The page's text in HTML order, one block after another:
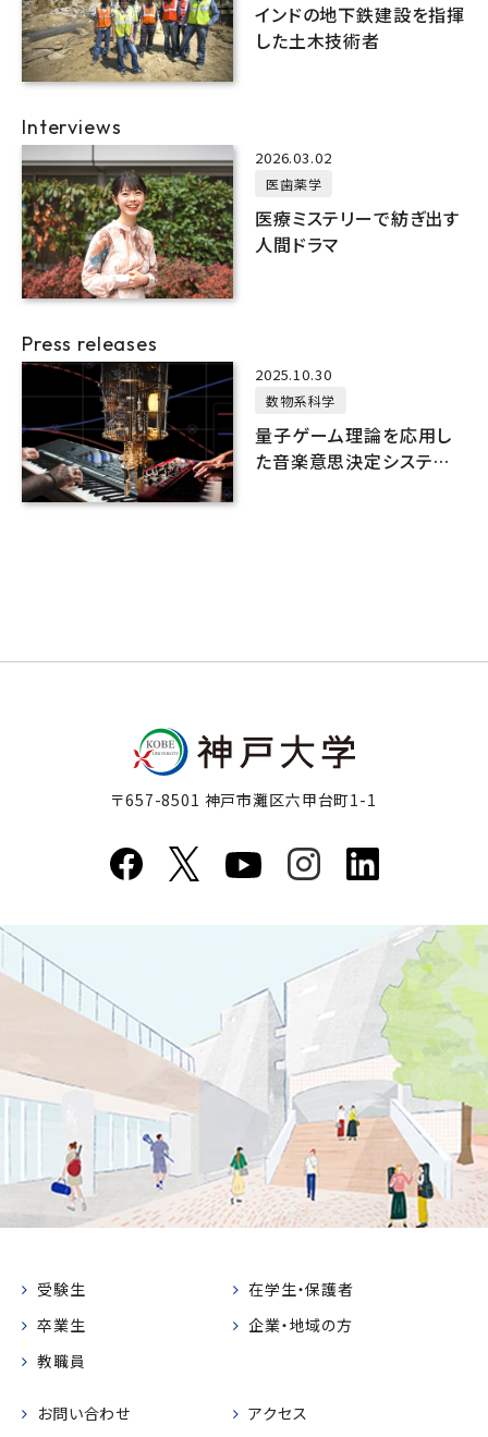
インドの地下鉄建設を指揮
した土木技術者
Interviews
2026.03.02
医歯薬学
医療ミステリーで紡ぎ出す
人間ドラマ
Press releases
2025.10.30
数物系科学
量子ゲーム理論を応用し
た音楽意思決定システム
〒657-8501 神戸市灘区六甲台町1-1
受験生
在学生・保護者
卒業生
企業・地域の方
教職員
お問い合わせ アクセス